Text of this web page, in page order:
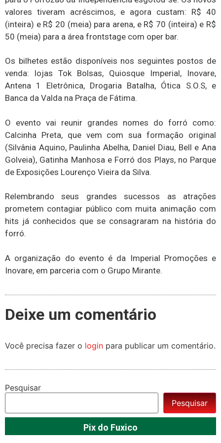
valores tiveram acréscimos, e agora custam: R$ 40
(inteira) e R$ 20 (meia) para arena, e R$ 70 (inteira) e R$
50 (meia) para a área frontstage com oper bar.
Os bilhetes estão disponíveis nos seguintes postos de
venda: lojas Tok Bolsas, Quiosque Imperial, Inovare,
Antena 1 Eletrônica, Drogaria Batalha, Ótica S.O.S, e
Banca da Valda na Praça de Fátima.
O evento vai reunir grandes nomes do forró como:
Calcinha Preta, que vem com sua formação original
(Silvânia Aquino, Paulinha Abelha, Daniel Diau, Bell e Ana
Golveia), Gatinha Manhosa e Forró dos Plays, no Parque
de Exposições Lourenço Vieira da Silva.
Relembrando seus grandes sucessos as atrações
prometem contagiar público com muita animação com
hits já conhecidos que se consagraram na história do
forró.
A organização do evento é da Imperial Promoções e
Inovare, em parceria com o Grupo Mirante.
Deixe um comentário
Você precisa fazer o login para publicar um comentário.
Pesquisar
Pesquisar
Pix do Fuxico